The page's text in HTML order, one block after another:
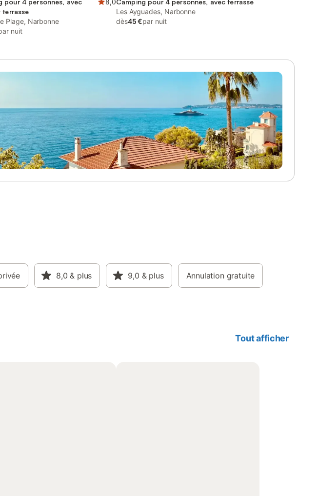
pour 4 personnes, avec
terrasse
8,0
Plage, Narbonne
nuit
Camping pour 4 personnes, avec terrasse
Les Ayguades, Narbonne
dès45 €par nuit
8,0 & plus 9,0 & plus Annulation gratuite
Tout afficher